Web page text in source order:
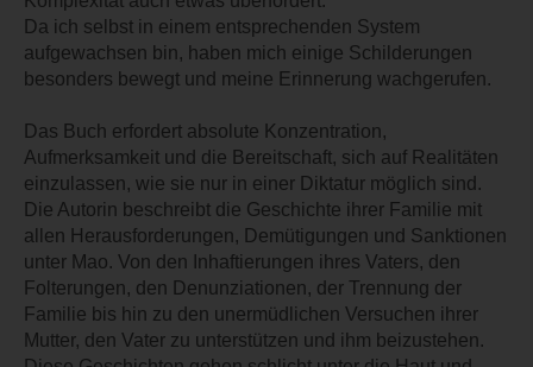
Da ich selbst in einem entsprechenden System
aufgewachsen bin, haben mich einige Schilderungen
besonders bewegt und meine Erinnerung wachgerufen.
Das Buch erfordert absolute Konzentration,
Aufmerksamkeit und die Bereitschaft, sich auf Realitäten
einzulassen, wie sie nur in einer Diktatur möglich sind.
Die Autorin beschreibt die Geschichte ihrer Familie mit
allen Herausforderungen, Demütigungen und Sanktionen
unter Mao. Von den Inhaftierungen ihres Vaters, den
Folterungen, den Denunziationen, der Trennung der
Familie bis hin zu den unermüdlichen Versuchen ihrer
Mutter, den Vater zu unterstützen und ihm beizustehen.